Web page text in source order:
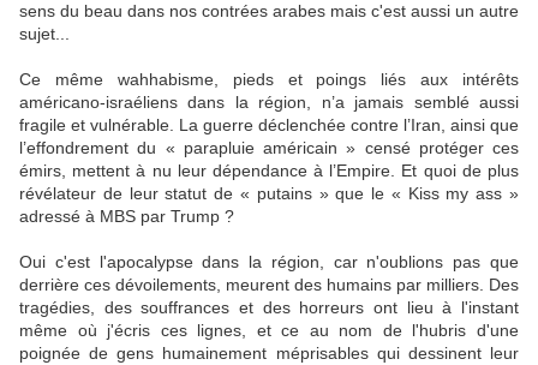
sens du beau dans nos contrées arabes mais c'est aussi un autre
sujet...
Ce même wahhabisme, pieds et poings liés aux intérêts
américano-israéliens dans la région, n’a jamais semblé aussi
fragile et vulnérable. La guerre déclenchée contre l’Iran, ainsi que
l’effondrement du « parapluie américain » censé protéger ces
émirs, mettent à nu leur dépendance à l’Empire. Et quoi de plus
révélateur de leur statut de « putains » que le « Kiss my ass »
adressé à MBS par Trump ?
Oui c'est l'apocalypse dans la région, car n'oublions pas que
derrière ces dévoilements, meurent des humains par milliers. Des
tragédies, des souffrances et des horreurs ont lieu à l'instant
même où j'écris ces lignes, et ce au nom de l'hubris d'une
poignée de gens humainement méprisables qui dessinent leur